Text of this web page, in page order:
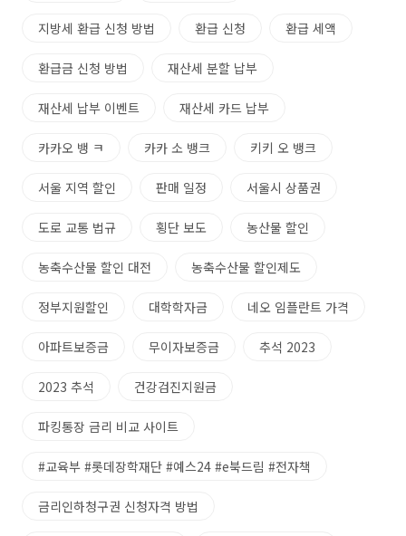
지방세 환급 신청 방법 환급 신청 환급 세액
환급금 신청 방법 재산세 분할 납부
재산세 납부 이벤트 재산세 카드 납부
카카오 뱅 ㅋ 카카 소 뱅크 키키 오 뱅크
서울 지역 할인 판매 일정 서울시 상품권
도로 교통 법규 횡단 보도 농산물 할인
농축수산물 할인 대전 농축수산물 할인제도
정부지원할인 대학학자금 네오 임플란트 가격
아파트보증금 무이자보증금 추석 2023
2023 추석 건강검진지원금
파킹통장 금리 비교 사이트
#교육부 #롯데장학재단 #예스24 #e북드림 #전자책
금리인하청구권 신청자격 방법